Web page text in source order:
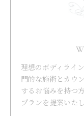
理想のボディライ
門的な施術とカウ
するお悩みを持つ
プランを提案いたし